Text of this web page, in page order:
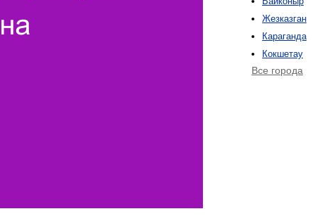
Жезказган
Караганда
Кокшетау
Все города